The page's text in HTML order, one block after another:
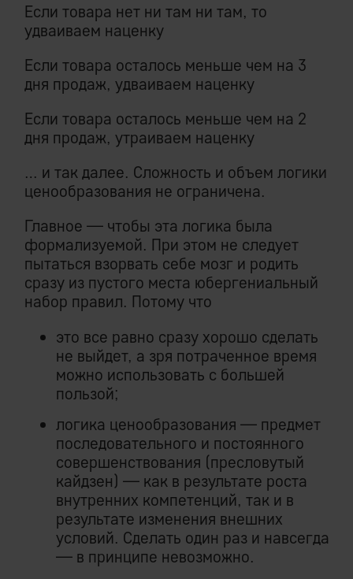
Если товара нет ни там ни там, то
удваиваем наценку
Если товара осталось меньше чем на 3
дня продаж, удваиваем наценку
Если товара осталось меньше чем на 2
дня продаж, утраиваем наценку
… и так далее. Сложность и объем логики
ценообразования не ограничена.
Главное — чтобы эта логика была
формализуемой. При этом не следует
пытаться взорвать себе мозг и родить
сразу из пустого места юбергениальный
набор правил. Потому что
это все равно сразу хорошо сделать
не выйдет, а зря потраченное время
можно использовать с большей
пользой;
логика ценообразования — предмет
последовательного и постоянного
совершенствования (пресловутый
кайдзен) — как в результате роста
внутренних компетенций, так и в
результате изменения внешних
условий. Сделать один раз и навсегда
— в принципе невозможно.